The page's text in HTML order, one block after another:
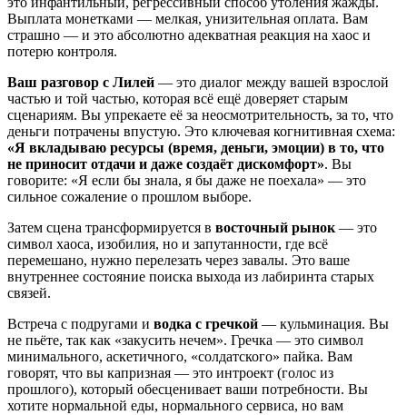
Выплата монетками — мелкая, унизительная оплата. Вам
страшно — и это абсолютно адекватная реакция на хаос и
потерю контроля.
Ваш разговор с Лилей — это диалог между вашей взрослой
частью и той частью, которая всё ещё доверяет старым
сценариям. Вы упрекаете её за неосмотрительность, за то, что
деньги потрачены впустую. Это ключевая когнитивная схема:
«Я вкладываю ресурсы (время, деньги, эмоции) в то, что
не приносит отдачи и даже создаёт дискомфорт». Вы
говорите: «Я если бы знала, я бы даже не поехала» — это
сильное сожаление о прошлом выборе.
Затем сцена трансформируется в восточный рынок — это
символ хаоса, изобилия, но и запутанности, где всё
перемешано, нужно перелезать через завалы. Это ваше
внутреннее состояние поиска выхода из лабиринта старых
связей.
Встреча с подругами и водка с гречкой — кульминация. Вы
не пьёте, так как «закусить нечем». Гречка — это символ
минимального, аскетичного, «солдатского» пайка. Вам
говорят, что вы капризная — это интроект (голос из
прошлого), который обесценивает ваши потребности. Вы
хотите нормальной еды, нормального сервиса, но вам